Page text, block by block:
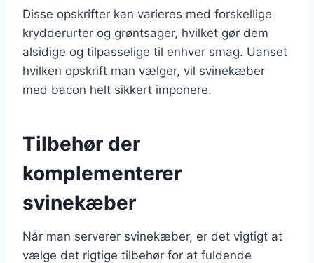
Disse opskrifter kan varieres med forskellige
krydderurter og grøntsager, hvilket gør dem
alsidige og tilpasselige til enhver smag. Uanset
hvilken opskrift man vælger, vil svinekæber
med bacon helt sikkert imponere.
Tilbehør der
komplementerer
svinekæber
Når man serverer svinekæber, er det vigtigt at
vælge det rigtige tilbehør for at fuldende